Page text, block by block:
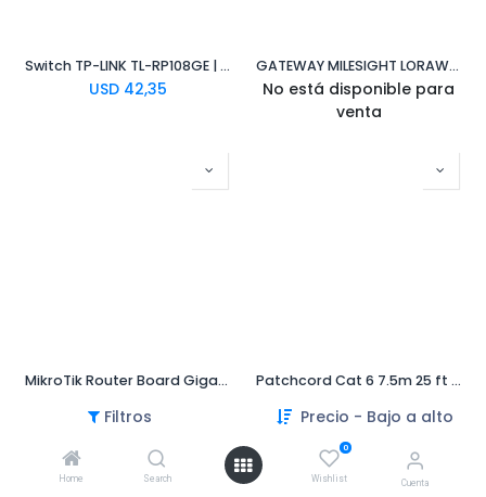
Filtros Precio - Bajo a alto
Home Search
0
Wishlist Cuenta
Switch TP-LINK TL-RP108GE | 7 + 1 Gigabit POE Reverse
USD 42,35
GATEWAY MILESIGHT LORAWAN UG67 LTE
No está disponible para
venta
MikroTik Router Board Gigabit SFP PoE RouterOS (RB3011UiAS-RM) Patchcord Cat 6 7.5m 25 ft Gris 100% Cobre Intellinet